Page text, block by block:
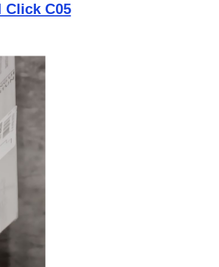
C05